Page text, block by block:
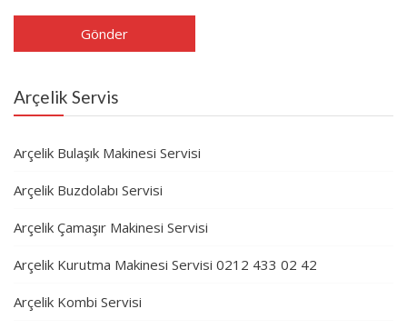
Arçelik Servis
Arçelik Bulaşık Makinesi Servisi
Arçelik Buzdolabı Servisi
Arçelik Çamaşır Makinesi Servisi
Arçelik Kurutma Makinesi Servisi 0212 433 02 42
Arçelik Kombi Servisi